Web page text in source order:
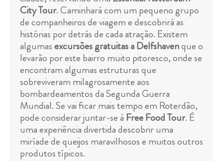
City Tour. Caminhará com um pequeno grupo
de companheiros de viagem e descobrirá as
histórias por detrás de cada atração. Existem
algumasexcursões gratuitas a Delfshavenque o
levarão por este bairro muito pitoresco, onde se
encontram algumas estruturas que
sobreviveram milagrosamente aos
bombardeamentos da Segunda Guerra
Mundial. Se vai ficar mais tempo em Roterdão,
pode considerar juntar-se à Free Food Tour. É
uma experiência divertida descobrir uma
miríade de queijos maravilhosos e muitos outros
produtos típicos.